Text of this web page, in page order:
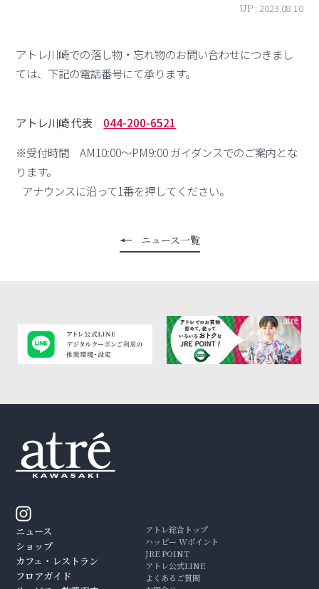
UP : 2023.08.10
アトレ川崎での落し物・忘れ物のお問い合わせにつきまし
ては、下記の電話番号にて承ります。
アトレ川崎 代表 044-200-6521
※受付時間 AM10:00～PM9:00 ガイダンスでのご案内とな
ります。
アナウンスに沿って1番を押してください。
ニュース一覧
ニュース
ショップ
カフェ・レストラン
フロアガイド
アトレ総合トップ
ハッピー Wポイント
JRE POINT
アトレ公式LINE
よくあるご質問